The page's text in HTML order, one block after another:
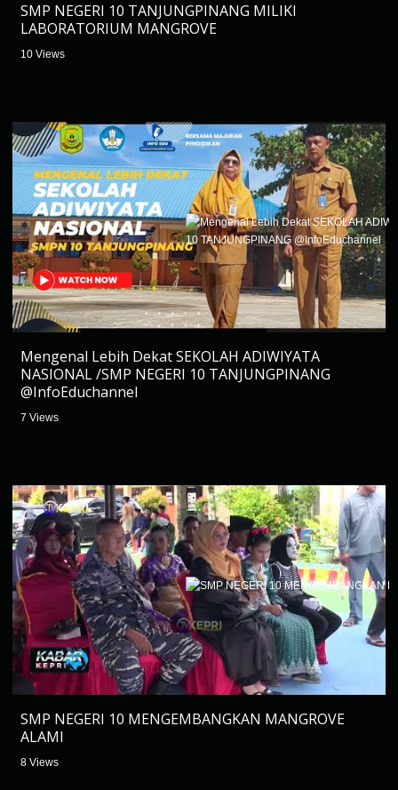
SMP NEGERI 10 TANJUNGPINANG MILIKI
LABORATORIUM MANGROVE
10 Views
Mengenal Lebih Dekat SEKOLAH ADIWIYATA
NASIONAL /SMP NEGERI 10 TANJUNGPINANG
@InfoEduchannel
7 Views
SMP NEGERI 10 MENGEMBANGKAN MANGROVE
ALAMI
8 Views